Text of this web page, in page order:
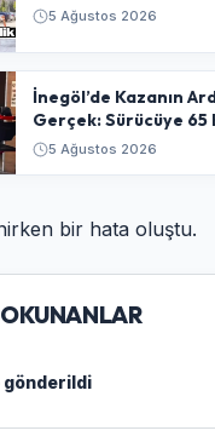
5 Ağustos 2026
​İnegöl’de Kazanın
Gerçek: Sürücüye 65
5 Ağustos 2026
bir hata oluştu.
gönderildi